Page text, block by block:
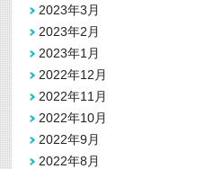
2023年3月
2023年2月
2023年1月
2022年12月
2022年11月
2022年10月
2022年9月
2022年8月